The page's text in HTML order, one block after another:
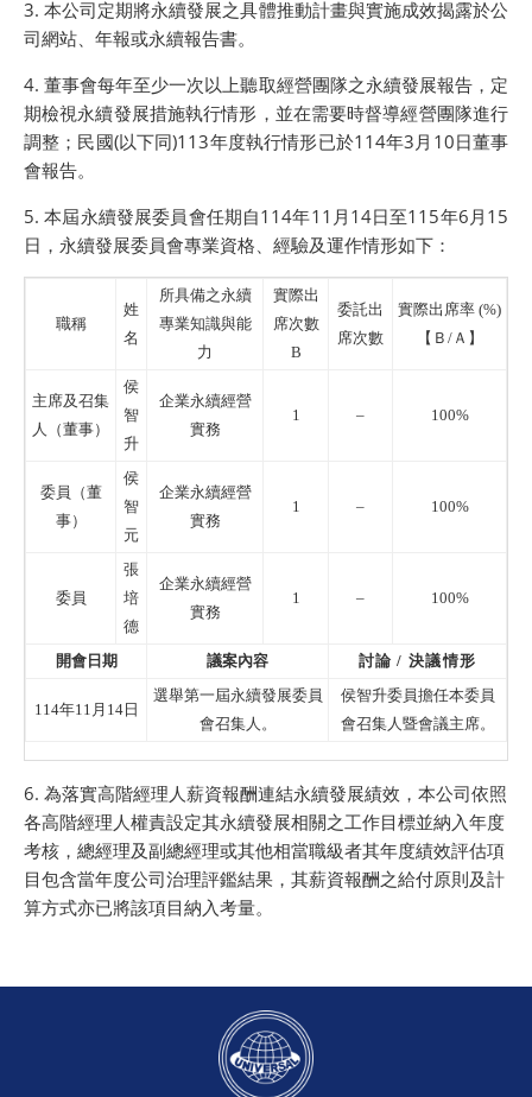
3. 本公司定期將永續發展之具體推動計畫與實施成效揭露於公
司網站、年報或永續報告書。
4. 董事會每年至少一次以上聽取經營團隊之永續發展報告，定
期檢視永續發展措施執行情形，並在需要時督導經營團隊進行
調整；民國(以下同)113年度執行情形已於114年3月10日董事
會報告。
5. 本屆永續發展委員會任期自114年11月14日至115年6月15
日，永續發展委員會專業資格、經驗及運作情形如下：
職稱
姓
名
所具備之永續
專業知識與能
力
實際出
席次數
B
委託出
席次數
實際出席率 (%)
【Ｂ/Ａ】
主席及召集
人（董事）
侯
智
升
企業永續經營
實務
1 – 100%
委員（董
事）
侯
智
元
企業永續經營
實務
1 – 100%
委員
張
培
德
企業永續經營
實務
1 – 100%
開會日期 議案內容 討論 / 決議情形
114年11月14日
選舉第一屆永續發展委員
會召集人。
侯智升委員擔任本委員
會召集人暨會議主席。
6. 為落實高階經理人薪資報酬連結永續發展績效，本公司依照
各高階經理人權責設定其永續發展相關之工作目標並納入年度
考核，總經理及副總經理或其他相當職級者其年度績效評估項
目包含當年度公司治理評鑑結果，其薪資報酬之給付原則及計
算方式亦已將該項目納入考量。